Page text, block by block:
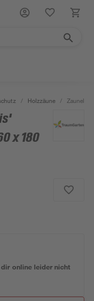
/ Holzzäune /
x 180
online leider nicht